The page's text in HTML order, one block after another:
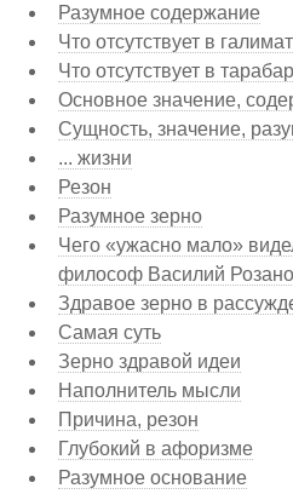
Разумное содержание
Что отсутствует в
Что отсутствует в
Основное значение,
Сущность, значение,
... жизни
Резон
Разумное зерно
Чего «ужасно мало»
философ Василий
Здравое зерно в
Самая суть
Зерно здравой идеи
Наполнитель мысли
Причина, резон
Глубокий в афоризме
Разумное основание